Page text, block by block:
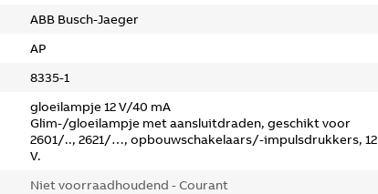
ABB Busch-Jaeger
AP
8335-1
gloeilampje 12 V/40 mA
Glim-/gloeilampje met aansluitdraden, geschikt voor
2601/.., 2621/…, opbouwschakelaars/-impulsdrukkers, 12
V.
Niet voorraadhoudend - Courant